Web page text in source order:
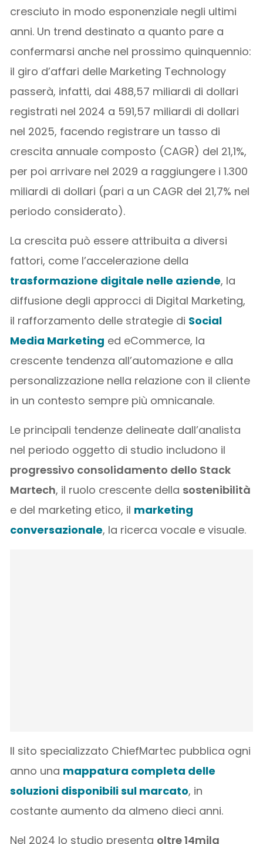
cresciuto in modo esponenziale negli ultimi
anni. Un trend destinato a quanto pare a
confermarsi anche nel prossimo quinquennio:
il giro d’affari delle Marketing Technology
passerà, infatti, dai 488,57 miliardi di dollari
registrati nel 2024 a 591,57 miliardi di dollari
nel 2025, facendo registrare un tasso di
crescita annuale composto (CAGR) del 21,1%,
per poi arrivare nel 2029 a raggiungere i 1.300
miliardi di dollari (pari a un CAGR del 21,7% nel
periodo considerato).
La crescita può essere attribuita a diversi
fattori, come l’accelerazione della
trasformazione digitale nelle aziende, la
diffusione degli approcci di Digital Marketing,
il rafforzamento delle strategie di Social
Media Marketing ed eCommerce, la
crescente tendenza all’automazione e alla
personalizzazione nella relazione con il cliente
in un contesto sempre più omnicanale.
Le principali tendenze delineate dall’analista
nel periodo oggetto di studio includono il
progressivo consolidamento dello Stack
Martech, il ruolo crescente della sostenibilità
e del marketing etico, il marketing
conversazionale, la ricerca vocale e visuale.
Il sito specializzato ChiefMartec pubblica ogni
anno una mappatura completa delle
soluzioni disponibili sul marcato, in
costante aumento da almeno dieci anni.
Nel 2024 lo studio presenta oltre 14mila